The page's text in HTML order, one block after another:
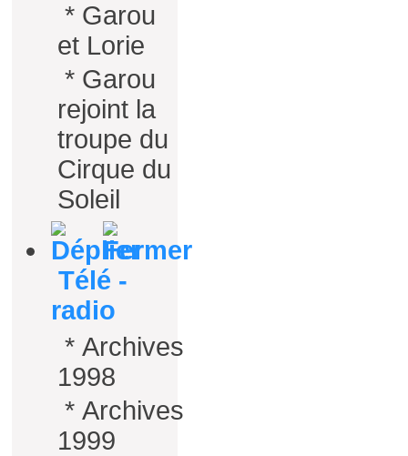
* Garou
et Lorie
* Garou
rejoint la
troupe du
Cirque du
Soleil
Télé -
radio
* Archives
1998
* Archives
1999